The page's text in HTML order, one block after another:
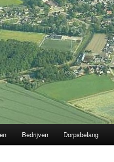
Bedrijven Dorpsbelang